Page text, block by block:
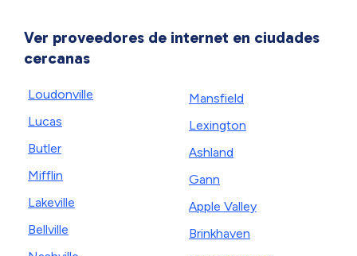
Ver proveedores de internet en ciudades
cercanas
Loudonville
Lucas
Butler
Mifflin
Lakeville
Bellville
Mansfield
Lexington
Ashland
Gann
Apple Valley
Brinkhaven